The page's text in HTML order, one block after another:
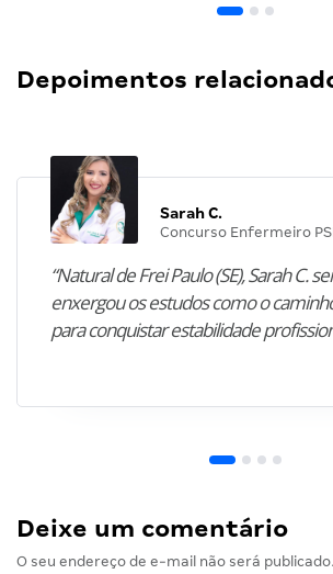
Depoimentos
Sarah C.
Concurso Enfermeiro
“Natural de Frei Paulo (SE), Sarah C.
enxergou os estudos como o
para conquistar estabilidade
Deixe um comentário
O seu endereço de e-mail não será publicado.